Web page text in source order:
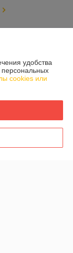
удобства
персональных
cookies или